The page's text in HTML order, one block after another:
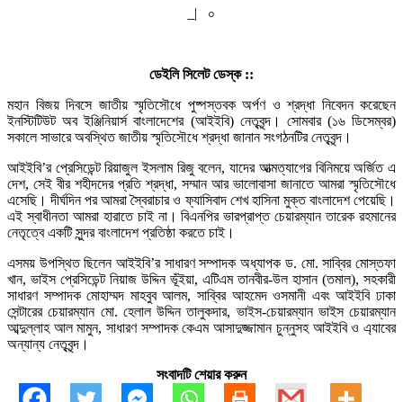
|
০
ডেইলি সিলেট ডেস্ক ::
মহান বিজয় দিবসে জাতীয় স্মৃতিসৌধে পুষ্পস্তবক অর্পণ ও শ্রদ্ধা নিবেদন করেছেন
ইনস্টিটিউট অব ইঞ্জিনিয়ার্স বাংলাদেশের (আইইবি) নেতৃবৃন্দ। সোমবার (১৬ ডিসেম্বর)
সকালে সাভারে অবস্থিত জাতীয় স্মৃতিসৌধে শ্রদ্ধা জানান সংগঠনটির নেতৃবৃন্দ।
আইইবি’র প্রেসিডেন্ট রিয়াজুল ইসলাম রিজু বলেন, যাদের আত্মত্যাগের বিনিময়ে অর্জিত এ
দেশ, সেই বীর শহীদদের প্রতি শ্রদ্ধা, সম্মান আর ভালোবাসা জানাতে আমরা স্মৃতিসৌধে
এসেছি। দীর্ঘদিন পর আমরা স্বৈরাচার ও ফ্যাসিবাদ শেখ হাসিনা মুক্ত বাংলাদেশ পেয়েছি।
এই স্বাধীনতা আমরা হারাতে চাই না। বিএনপির ভারপ্রাপ্ত চেয়ারম্যান তারেক রহমানের
নেতৃত্বে একটি সুন্দর বাংলাদেশ প্রতিষ্ঠা করতে চাই।
এসময় উপস্থিত ছিলেন আইইবি’র সাধারণ সম্পাদক অধ্যাপক ড. মো. সাব্বির মোস্তফা
খান, ভাইস প্রেসিডেন্ট নিয়াজ উদ্দিন ভূঁইয়া, এটিএম তানবীর-উল হাসান (তমাল), সহকারী
সাধারণ সম্পাদক মোহাম্মদ মাহবুব আলম, সাব্বির আহমেদ ওসমানী এবং আইইবি ঢাকা
সেন্টারের চেয়ারম্যান মো. হেলাল উদ্দিন তালুকদার, ভাইস-চেয়ারম্যান ভাইস চেয়ারম্যান
আব্দুল্লাহ আল মামুন, সাধারণ সম্পাদক কেএম আসাদুজ্জামান চুন্নুসহ আইইবি ও এ্যাবের
অন্যান্য নেতৃবৃন্দ।
সংবাদটি শেয়ার করুন